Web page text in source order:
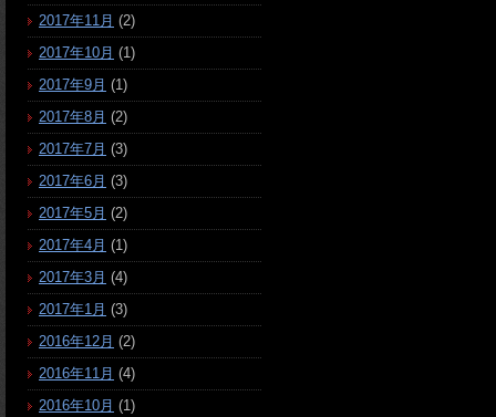
2017年11月 (2)
2017年10月 (1)
2017年9月 (1)
2017年8月 (2)
2017年7月 (3)
2017年6月 (3)
2017年5月 (2)
2017年4月 (1)
2017年3月 (4)
2017年1月 (3)
2016年12月 (2)
2016年11月 (4)
2016年10月 (1)